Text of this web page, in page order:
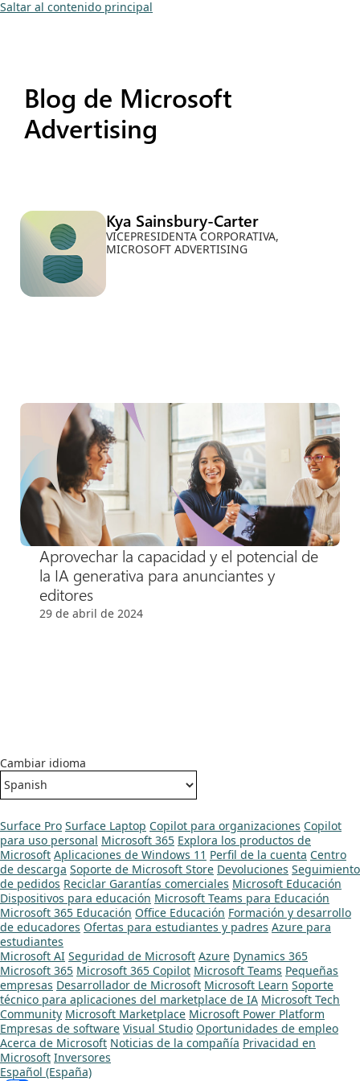
Saltar al contenido principal
Blog de Microsoft
Advertising
Kya Sainsbury-Carter
VICEPRESIDENTA CORPORATIVA,
MICROSOFT ADVERTISING
Aprovechar la capacidad y el potencial de
la IA generativa para anunciantes y
editores
29 de abril de 2024
Cambiar idioma
Surface Pro Surface Laptop Copilot para organizaciones Copilot
para uso personal Microsoft 365 Explora los productos de
Microsoft Aplicaciones de Windows 11 Perfil de la cuenta Centro
de descarga Soporte de Microsoft Store Devoluciones Seguimiento
de pedidos Reciclar Garantías comerciales Microsoft Educación
Dispositivos para educación Microsoft Teams para Educación
Microsoft 365 Educación Office Educación Formación y desarrollo
de educadores Ofertas para estudiantes y padres Azure para
estudiantes
Microsoft AI Seguridad de Microsoft Azure Dynamics 365
Microsoft 365 Microsoft 365 Copilot Microsoft Teams Pequeñas
empresas Desarrollador de Microsoft Microsoft Learn Soporte
técnico para aplicaciones del marketplace de IA Microsoft Tech
Community Microsoft Marketplace Microsoft Power Platform
Empresas de software Visual Studio Oportunidades de empleo
Acerca de Microsoft Noticias de la compañía Privacidad en
Microsoft Inversores
Español (España)